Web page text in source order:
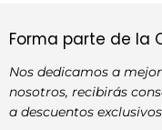
Forma parte de la
Nos dedicamos a
nosotros, recibirás
a descuentos